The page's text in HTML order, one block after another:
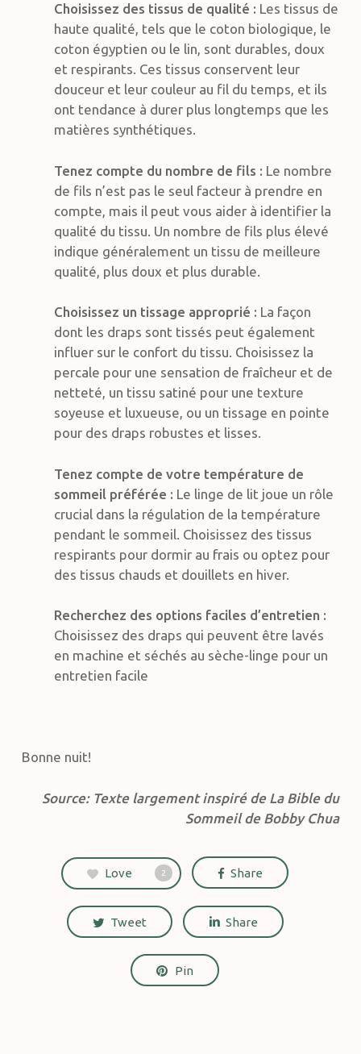
Choisissez des tissus de qualité : Les tissus de
haute qualité, tels que le coton biologique, le
coton égyptien ou le lin, sont durables, doux
et respirants. Ces tissus conservent leur
douceur et leur couleur au fil du temps, et ils
ont tendance à durer plus longtemps que les
matières synthétiques.
Tenez compte du nombre de fils : Le nombre
de fils n’est pas le seul facteur à prendre en
compte, mais il peut vous aider à identifier la
qualité du tissu. Un nombre de fils plus élevé
indique généralement un tissu de meilleure
qualité, plus doux et plus durable.
Choisissez un tissage approprié : La façon
dont les draps sont tissés peut également
influer sur le confort du tissu. Choisissez la
percale pour une sensation de fraîcheur et de
netteté, un tissu satiné pour une texture
soyeuse et luxueuse, ou un tissage en pointe
pour des draps robustes et lisses.
Tenez compte de votre température de
sommeil préférée : Le linge de lit joue un rôle
crucial dans la régulation de la température
pendant le sommeil. Choisissez des tissus
respirants pour dormir au frais ou optez pour
des tissus chauds et douillets en hiver.
Recherchez des options faciles d’entretien :
Choisissez des draps qui peuvent être lavés
en machine et séchés au sèche-linge pour un
entretien facile
Bonne nuit!
Source: Texte largement inspiré de La Bible du
Sommeil de Bobby Chua
Love 2 Share
Tweet Share
Pin